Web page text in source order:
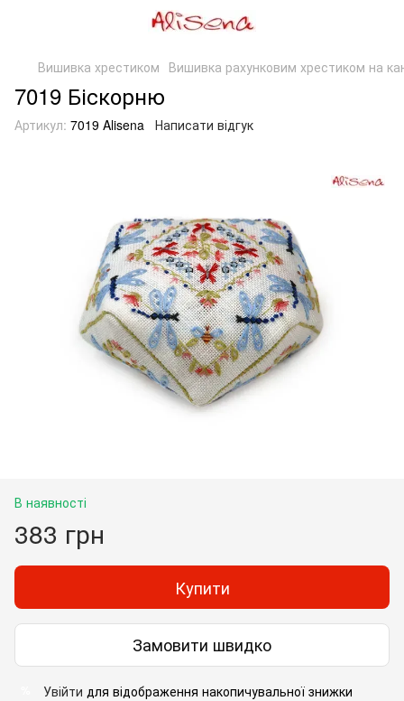
Вишивка хрестиком Вишивка рахунковим хрестиком на
7019 Біскорню
Артикул: 7019 Alisena Написати відгук
В наявності
383 грн
Купити
Замовити швидко
Увійти для відображення накопичувальної знижки